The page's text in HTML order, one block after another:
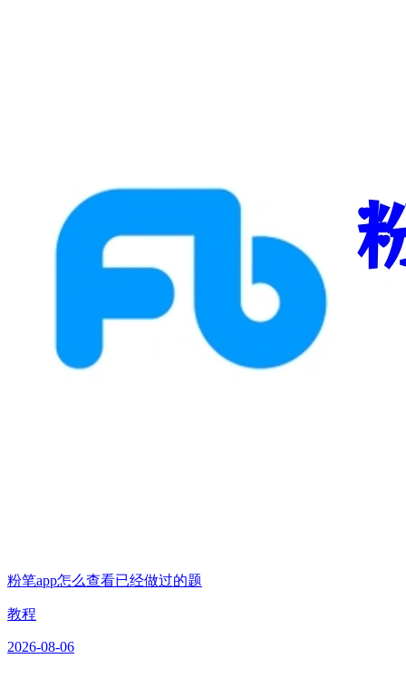
粉笔app怎么查看已经做过的题
教程
2026-08-06